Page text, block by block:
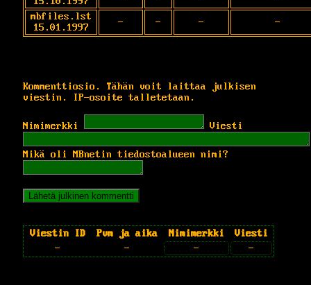
mbfiles.lst
15.01.1997
- - - -
Kommenttiosio. Tähän voit laittaa julkisen
viestin. IP-osoite talletetaan.
Nimimerkki Viesti
Mikä oli MBnetin tiedostoalueen nimi?
Viestin ID Pvm ja aika Nimimerkki
Viesti
-
- - -